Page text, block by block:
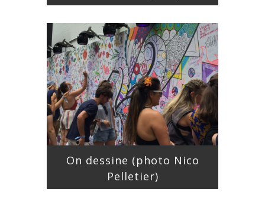
On dessine (photo Nico
Pelletier)